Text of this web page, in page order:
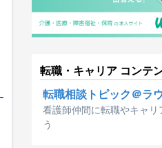
転職・キャリア コンテ
転職相談トピック＠ラ
看護師仲間に転職やキャリ
う